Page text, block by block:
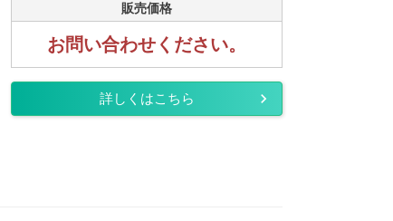
販売価格
お問い合わせください。
詳しくはこちら